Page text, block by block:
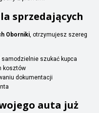
sprzedających
Oborniki, otrzymujesz szereg
szukać kupca
kosztów
dokumentacji
auta już